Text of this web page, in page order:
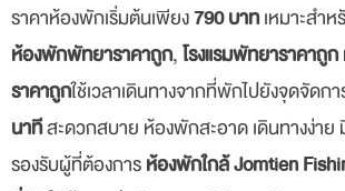
ราคาห้องพักเริ่มต้นเพียง790 บาทเหมาะสำ
ห้องพักพัทยาราคาถูก,โรงแรมพัทยาราคาถูก
ราคาถูกใช้เวลาเดินทางจากที่พักไปยังจุดจัดก
นาทีสะดวกสบาย ห้องพักสะอาด เดินทางง่า
รองรับผู้ที่ต้องการห้องพักใกล้ Jomtien